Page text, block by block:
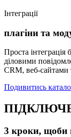
Інтеграції
плагіни та
Проста інтеграція
діловими
CRM, веб-сайтами
Подивитись
3 кроки, щоби